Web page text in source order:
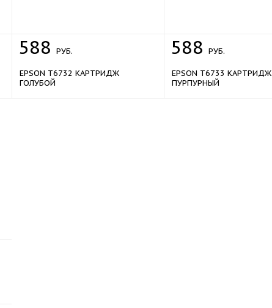
588 РУБ.
EPSON T6732 КАРТРИДЖ
ГОЛУБОЙ
588 РУБ.
EPSON T6733 КАРТРИДЖ
ПУРПУРНЫЙ